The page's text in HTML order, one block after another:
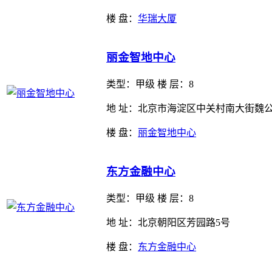
楼 盘： 华瑞大厦
丽金智地中心
类型： 甲级 楼 层：8
地 址：北京市海淀区中关村南大街魏
楼 盘： 丽金智地中心
东方金融中心
类型： 甲级 楼 层：8
地 址：北京朝阳区芳园路5号
楼 盘： 东方金融中心